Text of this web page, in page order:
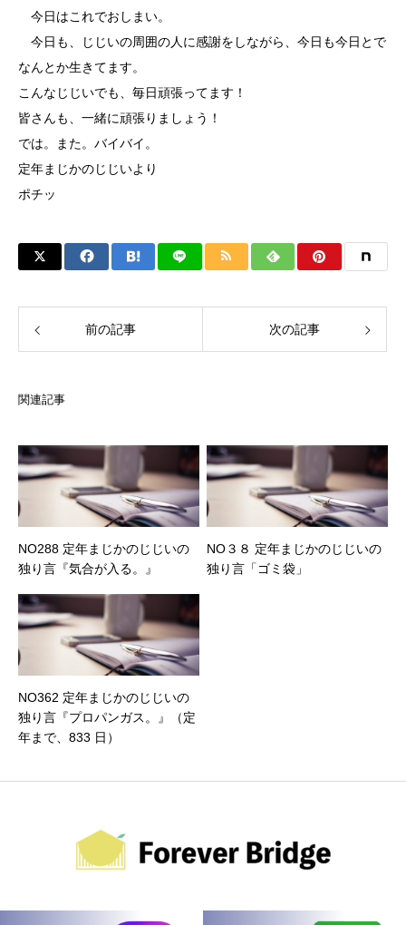
今日はこれでおしまい。
今日も、じじいの周囲の人に感謝をしながら、今日も今日とで
なんとか生きてます。
こんなじじいでも、毎日頑張ってます！
皆さんも、一緒に頑張りましょう！
では。また。バイバイ。
定年まじかのじじいより
ポチッ
前の記事 次の記事
関連記事
NO288 定年まじかのじじいの
独り言『気合が入る。』
NO３８ 定年まじかのじじいの
独り言「ゴミ袋」
NO362 定年まじかのじじいの
独り言『プロパンガス。』（定
年まで、833 日）